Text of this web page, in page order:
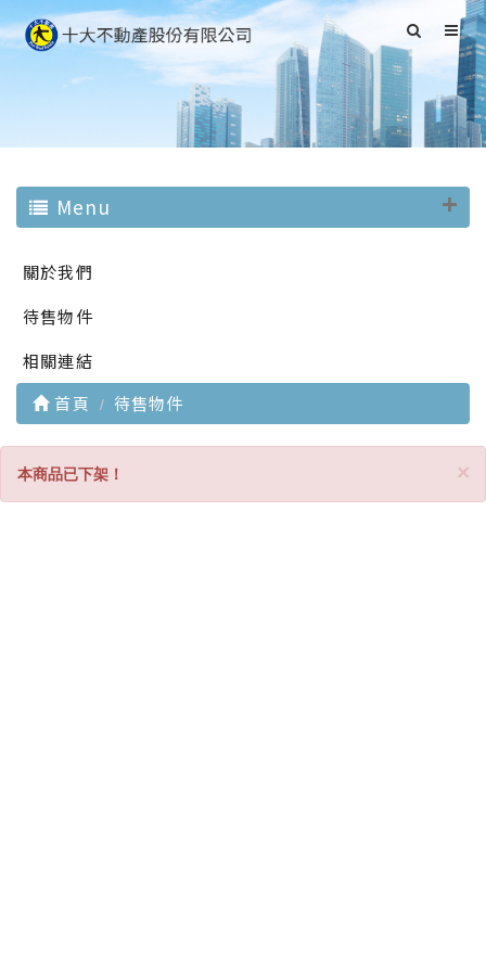
Menu
關於我們
待售物件
相關連結
首頁
待售物件
×
本商品已下架！